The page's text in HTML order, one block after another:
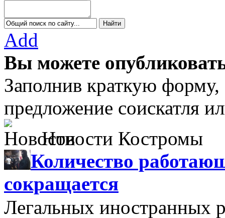
Add
Вы можете
Заполнив краткую
предложение соискатля
Новости Костромы
Количество
сокращается
Легальных иностранных